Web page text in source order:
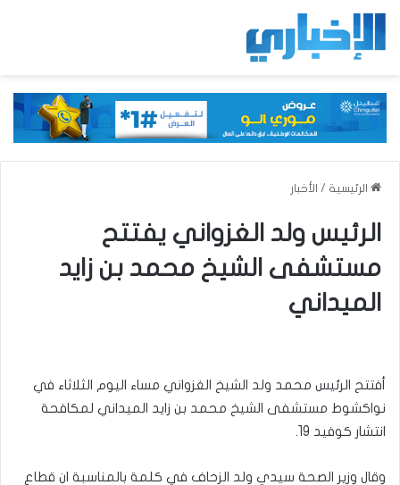
الرئيسية / الأخبار
الرئيس ولد الغزواني يفتتح
مستشفى الشيخ محمد بن زايد
الميداني
أفتتح الرئيس محمد ولد الشيخ الغزواني مساء اليوم الثلاثاء في
نواكشوط مستشفى الشيخ محمد بن زايد الميداني لمكافحة
انتشار كوفيد 19.
وقال وزير الصحة سيدي ولد الزحاف في كلمة بالمناسبة ان قطاع